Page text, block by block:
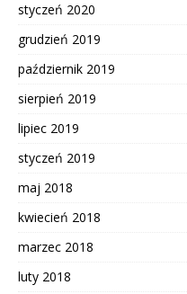
styczeń 2020
grudzień 2019
październik 2019
sierpień 2019
lipiec 2019
styczeń 2019
maj 2018
kwiecień 2018
marzec 2018
luty 2018